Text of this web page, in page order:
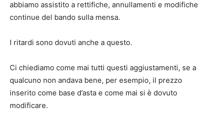
abbiamo assistito a rettifiche, annullamenti e modifiche
continue del bando sulla mensa.
I ritardi sono dovuti anche a questo.
Ci chiediamo come mai tutti questi aggiustamenti, se a
qualcuno non andava bene, per esempio, il prezzo
inserito come base d’asta e come mai si è dovuto
modificare.